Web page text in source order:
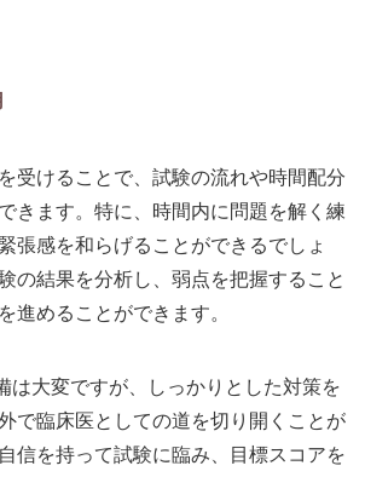
受けることで、試験の流れや時間配分
きます。特に、時間内に問題を解く練
張感を和らげることができるでしょ
の結果を分析し、弱点を把握すること
進めることができます。
は大変ですが、しっかりとした対策を
で臨床医としての道を切り開くことが
信を持って試験に臨み、目標スコアを